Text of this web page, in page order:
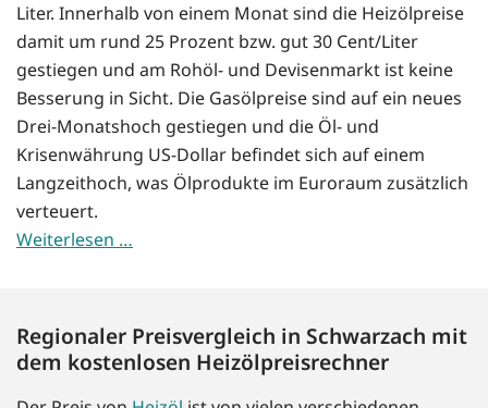
Liter. Innerhalb von einem Monat sind die Heizölpreise
damit um rund 25 Prozent bzw. gut 30 Cent/Liter
gestiegen und am Rohöl- und Devisenmarkt ist keine
Besserung in Sicht. Die Gasölpreise sind auf ein neues
Drei-Monatshoch gestiegen und die Öl- und
Krisenwährung US-Dollar befindet sich auf einem
Langzeithoch, was Ölprodukte im Euroraum zusätzlich
verteuert.
Weiterlesen …
Regionaler Preisvergleich in Schwarzach mit
dem kostenlosen Heizölpreisrechner